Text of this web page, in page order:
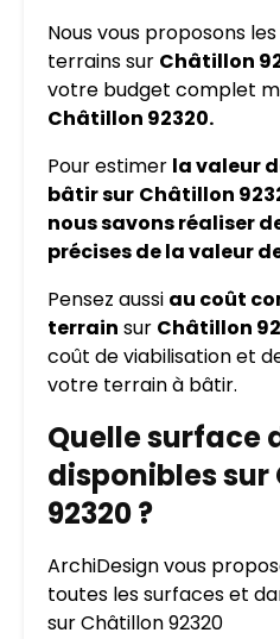
Nous vous proposons
terrains sur Châtillon
votre budget complet
Châtillon 92320.
Pour estimer la valeur
bâtir sur Châtillon
nous savons réaliser
précises de la valeur
Pensez aussi au coût
terrain sur Châtillon
coût de viabilisation et
votre terrain à bâtir.
Quelle surface
disponibles
92320 ?
ArchiDesign vous
toutes les surfaces et
sur Châtillon 92320